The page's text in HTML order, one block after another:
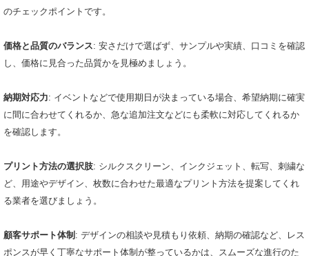
のチェックポイントです。
価格と品質のバランス: 安さだけで選ばず、サンプルや実績、口コミを確認
し、価格に見合った品質かを見極めましょう。
納期対応力: イベントなどで使用期日が決まっている場合、希望納期に確実
に間に合わせてくれるか、急な追加注文などにも柔軟に対応してくれるか
を確認します。
プリント方法の選択肢: シルクスクリーン、インクジェット、転写、刺繍な
ど、用途やデザイン、枚数に合わせた最適なプリント方法を提案してくれ
る業者を選びましょう。
顧客サポート体制 : デザインの相談や見積もり依頼、納期の確認など、レス
ポンスが早く丁寧なサポート体制が整っているかは、スムーズな進行のた